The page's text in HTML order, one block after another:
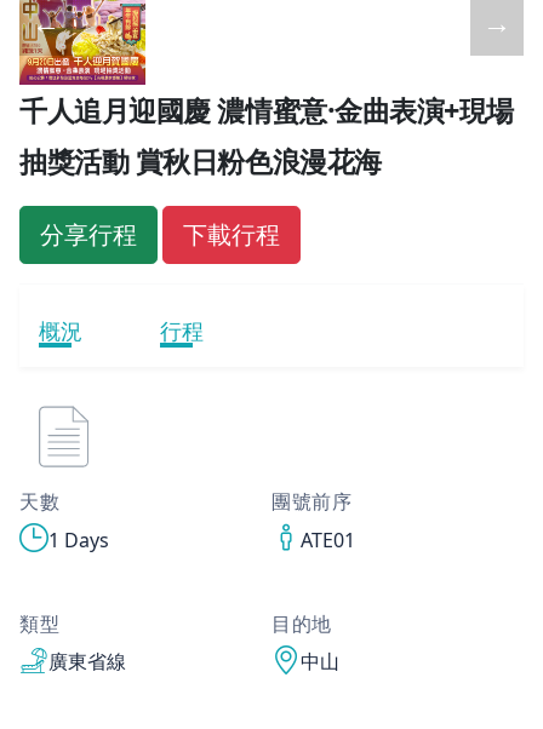
← →
千人追月迎國慶 濃情蜜意·金曲表演+現場
抽獎活動 賞秋日粉色浪漫花海
分享行程 下載行程
概況 行程
天數
1 Days
團號前序
ATE01
類型
廣東省線
目的地
中山